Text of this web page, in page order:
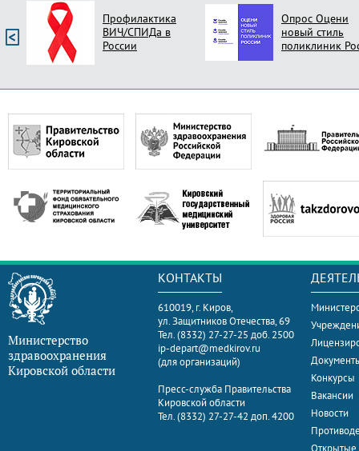
Профилактика
ВИЧ/СПИДа в
России
Опрос Оцени
новый стиль
поликлиник
Министерство
здравоохранения
Кировской области
КОНТАКТЫ
610019, г. Киров,
ул. Защитников Отечества, 69
Тел. (8332) 27-27-25 доб. 2500
ip-depart@medkirov.ru
(для организаций)
Пресс-служба Правительства
Кировской области
Тел. (8332) 27-27-42 доп. 4200
Конкурсы
Вакансии
Новости